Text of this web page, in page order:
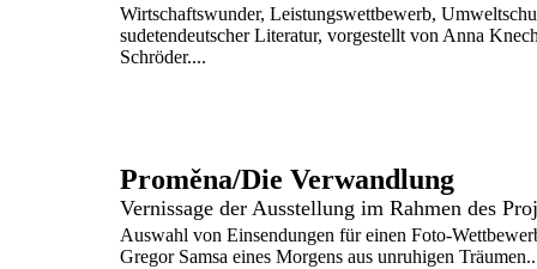
Wirtschaftswunder, Leistungswettbewerb,
sudetendeutscher Literatur, vorgestellt von Anna
Schröder....
Proměna/Die Verwandlung
Vernissage der Ausstellung im Rahmen des
Auswahl von Einsendungen für einen Foto-
Gregor Samsa eines Morgens aus unruhigen